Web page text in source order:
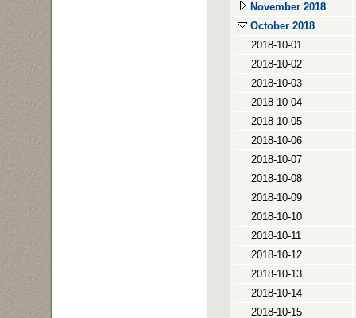
November 2018
October 2018
2018-10-01
2018-10-02
2018-10-03
2018-10-04
2018-10-05
2018-10-06
2018-10-07
2018-10-08
2018-10-09
2018-10-10
2018-10-11
2018-10-12
2018-10-13
2018-10-14
2018-10-15